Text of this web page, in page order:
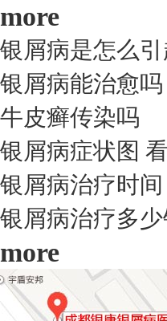
more
银屑病是怎么
银屑病能治愈吗
牛皮癣传染吗
银屑病症状图
银屑病治疗时间
银屑病治疗多
more